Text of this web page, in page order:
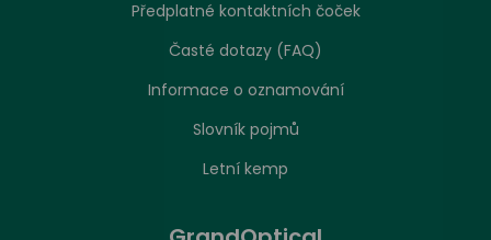
Předplatné kontaktních čoček
Časté dotazy (FAQ)
Informace o oznamování
Slovník pojmů
Letní kemp